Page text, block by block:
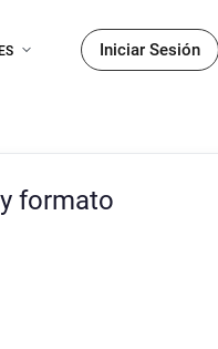
ES Iniciar Sesión
formato